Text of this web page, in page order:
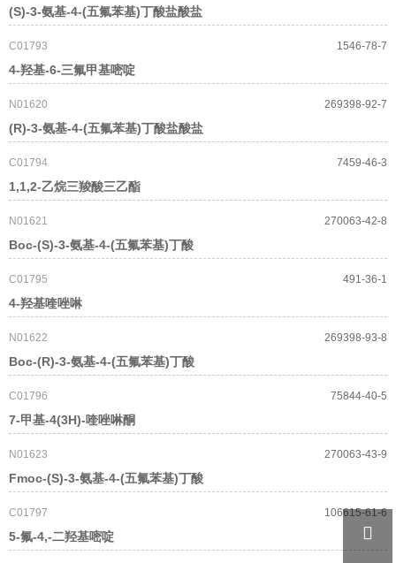
(S)-3-氨基-4-(五氟苯基)丁酸盐酸盐
C01793
4-羟基-6-三氟甲基嘧啶
1546-78-7
N01620
(R)-3-氨基-4-(五氟苯基)丁酸盐酸盐
269398-92-7
C01794
1,1,2-乙烷三羧酸三乙酯
7459-46-3
N01621
Boc-(S)-3-氨基-4-(五氟苯基)丁酸
270063-42-8
C01795
4-羟基喹唑啉
491-36-1
N01622
Boc-(R)-3-氨基-4-(五氟苯基)丁酸
269398-93-8
C01796
7-甲基-4(3H)-喹唑啉酮
75844-40-5
N01623
Fmoc-(S)-3-氨基-4-(五氟苯基)丁酸
270063-43-9
C01797
5-氟-4,-二羟基嘧啶
106615-61-6
